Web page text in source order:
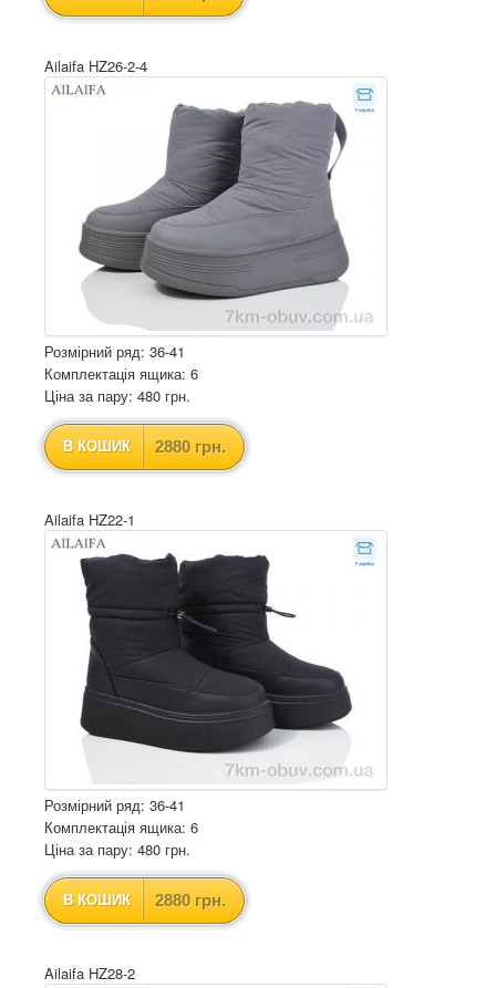
Ailaifa HZ26-2-4
Розмірний ряд: 36-41
Комплектація ящика: 6
Ціна за пару: 480 грн.
В КОШИК 2880 грн.
Ailaifa HZ22-1
Розмірний ряд: 36-41
Комплектація ящика: 6
Ціна за пару: 480 грн.
В КОШИК 2880 грн.
Ailaifa HZ28-2